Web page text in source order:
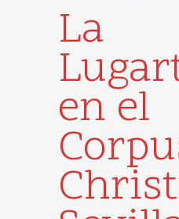
La
en el